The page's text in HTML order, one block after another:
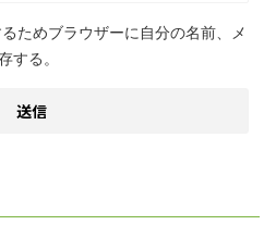
ためブラウザーに自分の名前、メ
する。